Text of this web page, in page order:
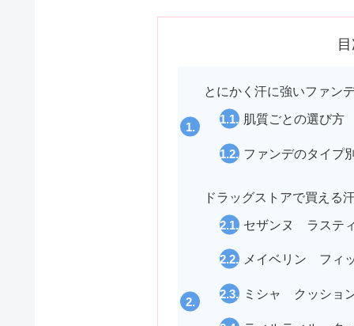
とにかく汗に強いファン
肌質ごとの選び方
ファンデのタイプ
ドラッグストアで買える
セザンヌ ラステ
メイベリン フィ
ミシャ クッショ